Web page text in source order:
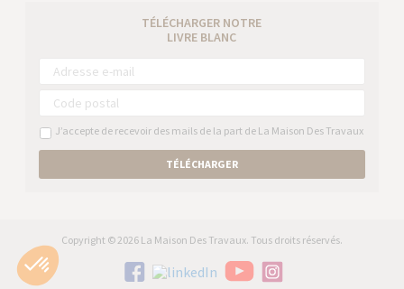
TÉLÉCHARGER NOTRE
LIVRE BLANC
J’accepte de recevoir des mails de la part de La Maison Des Travaux
TÉLÉCHARGER
Copyright © 2026 La Maison Des Travaux. Tous droits réservés.